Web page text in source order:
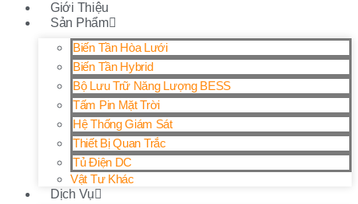
Giới Thiệu
Sản Phẩm
Biến Tần Hòa Lưới
Biến Tần Hybrid
Bộ Lưu Trữ Năng Lượng BESS
Tấm Pin Mặt Trời
Hệ Thống Giám Sát
Thiết Bị Quan Trắc
Tủ Điện DC
Vật Tư Khác
Dịch Vụ